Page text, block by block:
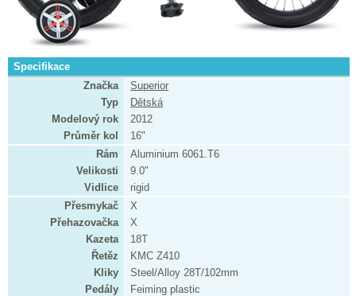
Specifikace
Značka
Superior
Typ
Dětská
Modelový rok
2012
Průměr kol
16"
Rám
Aluminium 6061.T6
Velikosti
9.0"
Vidlice
rigid
Přesmykač
X
Přehazovačka
X
Kazeta
18T
Řetěz
KMC Z410
Kliky
Steel/Alloy 28T/102mm
Pedály
Feiming plastic